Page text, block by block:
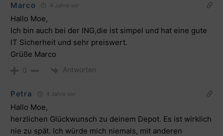
Marco 4 Jahre vor
Hallo Moe,
Ich bin auch bei der ING,die ist simpel und hat eine gute
IT Sicherheit und sehr preiswert.
Grüße Marco
0 Antworten
Petra 4 Jahre vor
Hallo Moe,
herzlichen Glückwunsch zu deinem Depot. Es ist wirklich
nie zu spät. Ich würde mich niemals, mit anderen